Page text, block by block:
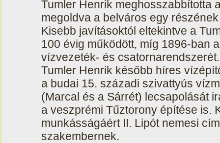
Tumler Henrik meghosszabbította
megoldva a belváros egy
Kisebb javításoktól eltekintve a
100 évig működött, míg 1896-ban
vízvezeték- és csatornarendszerét.
Tumler Henrik később híres
a budai 15. századi szivattyús
(Marcal és a Sárrét) lecsapolását
a veszprémi Tűztorony építése is.
munkásságáért II. Lipót nemesi
szakembernek.